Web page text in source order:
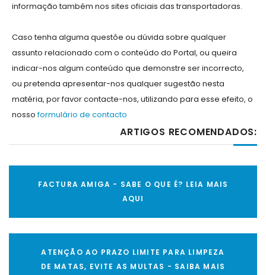
informação também nos sites oficiais das transportadoras.
Caso tenha alguma questõe ou dúvida sobre qualquer
assunto relacionado com o conteúdo do Portal, ou queira
indicar-nos algum conteúdo que demonstre ser incorrecto,
ou pretenda apresentar-nos qualquer sugestão nesta
matéria, por favor contacte-nos, utilizando para esse efeito, o
nossoformulário de contacto
ARTIGOS RECOMENDADOS:
FACTURA AMIGA - SABE O QUE É? LEIA MAIS
AQUI
ATENÇÃO AO PRAZO LIMITE PARA LIMPEZA
DE MATAS, EVITE AS MULTAS - SAIBA MAIS